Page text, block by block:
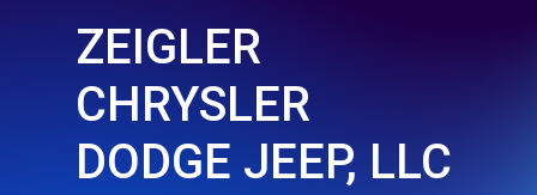
ZEIGLER
CHRYSLER
DODGE JEEP, LLC